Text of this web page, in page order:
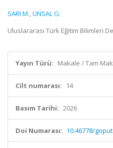
SARI M.,ÜNSAL G.
Uluslararası Türk Eğitim Bilimleri
Yayın Türü: Makale / Tam
Cilt numarası: 14
Basım Tarihi: 2026
Doi Numarası: 10.46778/